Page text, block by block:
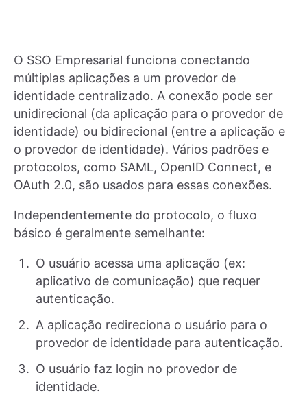
O SSO Empresarial funciona conectando
múltiplas aplicações a um provedor de
identidade centralizado. A conexão pode ser
unidirecional (da aplicação para o provedor de
identidade) ou bidirecional (entre a aplicação e
o provedor de identidade). Vários padrões e
protocolos, como SAML, OpenID Connect, e
OAuth 2.0, são usados para essas conexões.
Independentemente do protocolo, o fluxo
básico é geralmente semelhante:
O usuário acessa uma aplicação (ex:
aplicativo de comunicação) que requer
autenticação.
A aplicação redireciona o usuário para o
provedor de identidade para autenticação.
O usuário faz login no provedor de
identidade.